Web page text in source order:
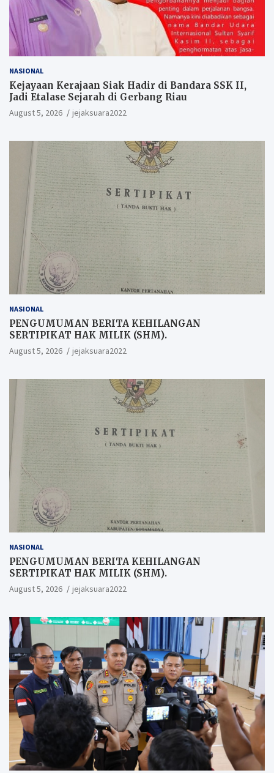
NASIONAL
Kejayaan Kerajaan Siak Hadir di Bandara SSK II,
Jadi Etalase Sejarah di Gerbang Riau
August 5, 2026 jejaksuara2022
NASIONAL
PENGUMUMAN BERITA KEHILANGAN
SERTIPIKAT HAK MILIK (SHM).
August 5, 2026 jejaksuara2022
NASIONAL
PENGUMUMAN BERITA KEHILANGAN
SERTIPIKAT HAK MILIK (SHM).
August 5, 2026 jejaksuara2022